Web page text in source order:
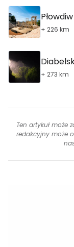
Płowdiw
+ 226 km
+ 273 km
Ten artykuł może
redakcyjny może